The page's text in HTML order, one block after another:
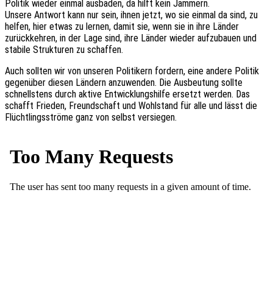
Poli­tik wieder einmal ausba­den, da hilft kein Jammern.
Unsere Antwort kann nur sein, ihnen jetzt, wo sie einmal da sind, zu
helfen, hier etwas zu lernen, damit sie, wenn sie in ihre Länder
zurück­keh­ren, in der Lage sind, ihre Länder wieder aufzu­bau­en und
stabi­le Struk­tu­ren zu schaffen.
Auch soll­ten wir von unse­ren Poli­ti­kern fordern, eine andere Poli­tik
gegen­über diesen Ländern anzu­wen­den. Die Ausbeu­tung sollte
schnells­tens durch aktive Entwick­lungs­hil­fe ersetzt werden. Das
schafft Frie­den, Freund­schaft und Wohl­stand für alle und lässt die
Flücht­lings­strö­me ganz von selbst versiegen.